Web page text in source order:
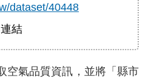
dataset/40448
結
空氣品質資訊，並將「縣市